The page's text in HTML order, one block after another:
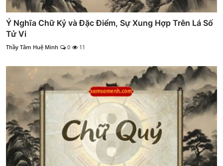
Ý Nghĩa Chữ Kỷ và Đặc Điểm, Sự Xung Hợp Trên Lá Số
Tử Vi
Thầy Tâm Huệ Minh 0 11